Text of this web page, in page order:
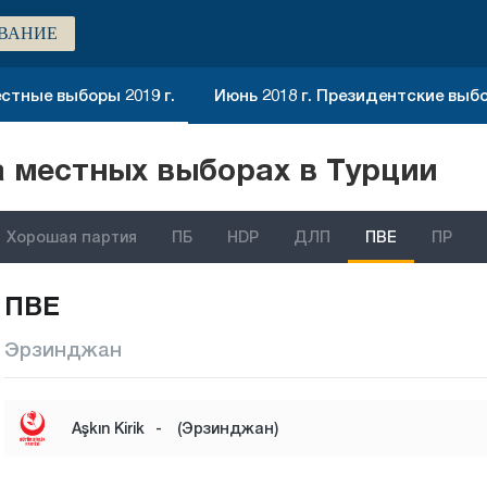
выборы 2019 г. Июнь 2018 г. Президентские
выборах в Турции
Хорошая партия ПБ HDP ДЛП ПВЕ ПР
ПВЕ
Эрзинджан
Aşkın Kirik - (Эрзинджан)